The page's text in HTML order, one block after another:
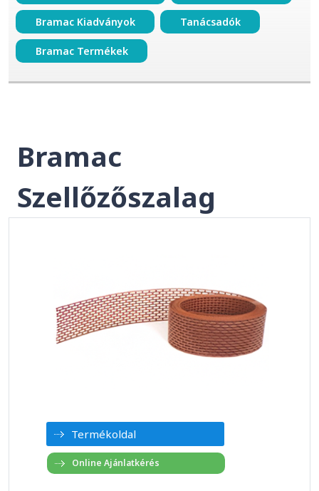
Bramac Kiadványok Tanácsadók
Bramac Termékek
Bramac
Szellőzőszalag
Termékoldal